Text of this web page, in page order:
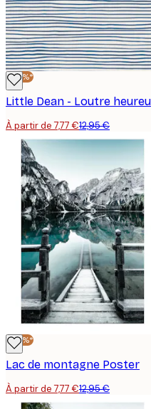
-40%*
À partir de 7,77 €12,95 €
-40%*
Lac de montagne Poster
À partir de 7,77 €12,95 €